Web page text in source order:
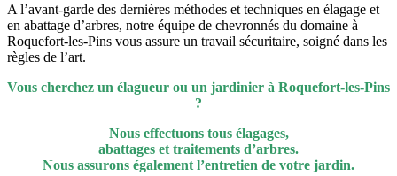
A l’avant-garde des dernières méthodes et techniques en élagage et
en abattage d’arbres, notre équipe de chevronnés du domaine à
Roquefort-les-Pins vous assure un travail sécuritaire, soigné dans les
règles de l’art.
Vous cherchez un élagueur ou un jardinier à Roquefort-les-Pins
?
Nous effectuons tous élagages,
abattages et traitements d’arbres.
Nous assurons également l’entretien de votre jardin.